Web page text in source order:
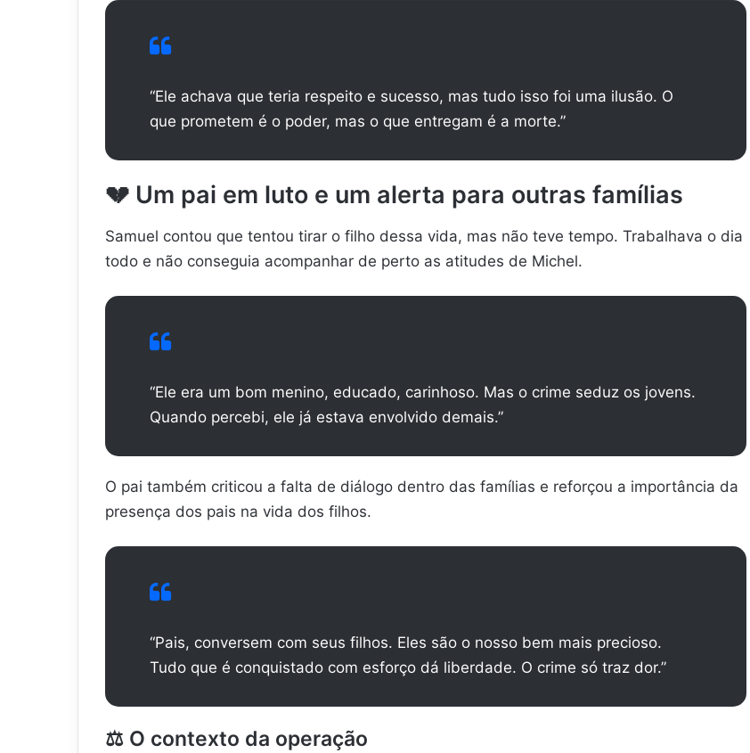
“Ele achava que teria respeito e sucesso, mas tudo isso foi uma ilusão. O
que prometem é o poder, mas o que entregam é a morte.”
💔 Um pai em luto e um alerta para outras famílias
Samuel contou que tentou tirar o filho dessa vida, mas não teve tempo. Trabalhava o dia
todo e não conseguia acompanhar de perto as atitudes de Michel.
“Ele era um bom menino, educado, carinhoso. Mas o crime seduz os jovens.
Quando percebi, ele já estava envolvido demais.”
O pai também criticou a falta de diálogo dentro das famílias e reforçou a importância da
presença dos pais na vida dos filhos.
“Pais, conversem com seus filhos. Eles são o nosso bem mais precioso.
Tudo que é conquistado com esforço dá liberdade. O crime só traz dor.”
⚖️ O contexto da operação